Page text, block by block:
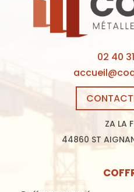
02 40
ZA LA
44860 ST